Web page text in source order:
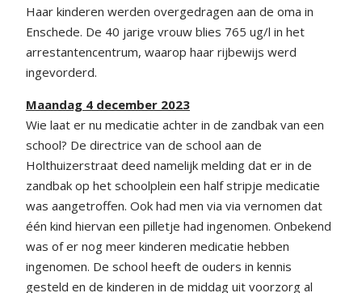
Haar kinderen werden overgedragen aan de oma in
Enschede. De 40 jarige vrouw blies 765 ug/l in het
arrestantencentrum, waarop haar rijbewijs werd
ingevorderd.
Maandag 4 december 2023
Wie laat er nu medicatie achter in de zandbak van een
school? De directrice van de school aan de
Holthuizerstraat deed namelijk melding dat er in de
zandbak op het schoolplein een half stripje medicatie
was aangetroffen. Ook had men via via vernomen dat
één kind hiervan een pilletje had ingenomen. Onbekend
was of er nog meer kinderen medicatie hebben
ingenomen. De school heeft de ouders in kennis
gesteld en de kinderen in de middag uit voorzorg al